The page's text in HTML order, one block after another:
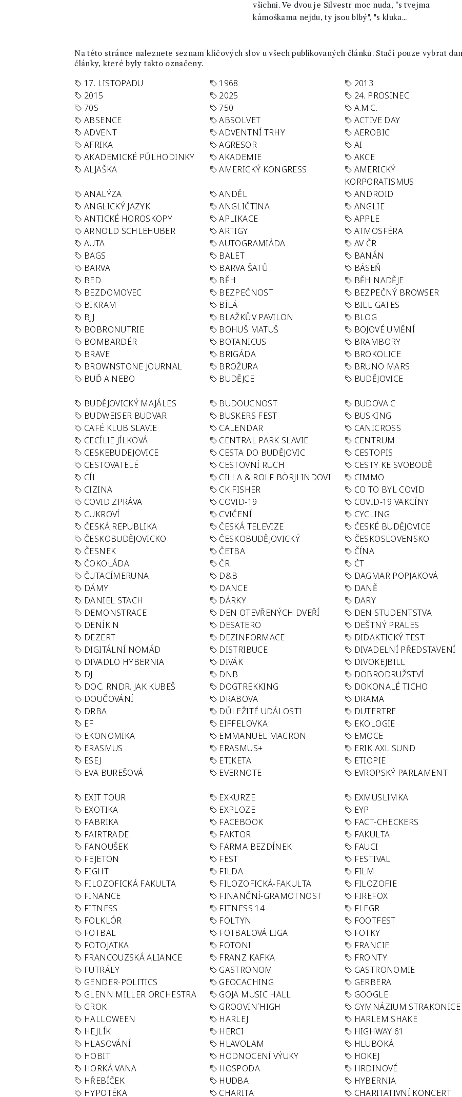
všichni. Ve dvou je Silvestr moc nuda, "s tvejma
kámoškama nejdu, ty jsou blbý", "s kluka...
Na této stránce naleznete seznam klíčových slov u všech publikovaných článků. Stačí pouze vybrat
články, které byly takto označeny.
17. LISTOPADU 1968 2013
2015
2025 24. PROSINEC
70S
750 A.M.C.
ABSENCE
ABSOLVET ACTIVE DAY
ADVENT
ADVENTNÍ TRHY AEROBIC
AFRIKA
AGRESOR AI
AKADEMICKÉ PŮLHODINKY
AKADEMIE AKCE
ALJAŠKA
AMERICKÝ KONGRESS
AMERICKÝ
KORPORATISMUS
ANALÝZA ANDĚL ANDROID
ANGLICKÝ JAZYK
ANGLIČTINA ANGLIE
ANTICKÉ HOROSKOPY
APLIKACE APPLE
ARNOLD SCHLEHUBER
ARTIGY ATMOSFÉRA
AUTA
AUTOGRAMIÁDA AV ČR
BAGS
BALET BANÁN
BARVA
BARVA ŠATŮ BÁSEŇ
BED
BĚH BĚH NADĚJE
BEZDOMOVEC
BEZPEČNOST BEZPEČNÝ BROWSER
BIKRAM
BÍLÁ BILL GATES
BJJ
BLAŽKŮV PAVILON BLOG
BOBRONUTRIE
BOHUŠ MATUŠ BOJOVÉ UMĚNÍ
BOMBARDÉR
BOTANICUS BRAMBORY
BRAVE
BRIGÁDA BROKOLICE
BROWNSTONE JOURNAL
BROŽURA BRUNO MARS
BUĎ A NEBO
BUDĚJCE BUDĚJOVICE
BUDĚJOVICKÝ MAJÁLES
BUDOUCNOST BUDOVA C
BUDWEISER BUDVAR
BUSKERS FEST BUSKING
CAFÉ KLUB SLAVIE
CALENDAR CANICROSS
CECÍLIE JÍLKOVÁ
CENTRAL PARK SLAVIE CENTRUM
CESKEBUDEJOVICE
CESTA DO BUDĚJOVIC CESTOPIS
CESTOVATELÉ
CESTOVNÍ RUCH CESTY KE SVOBODĚ
CÍL
CILLA & ROLF BÖRJLINDOVI CIMMO
CIZINA
CK FISHER CO TO BYL COVID
COVID ZPRÁVA
COVID-19 COVID-19 VAKCÍNY
CUKROVÍ
CVIČENÍ CYCLING
ČESKÁ REPUBLIKA
ČESKÁ TELEVIZE ČESKÉ BUDĚJOVICE
ČESKOBUDĚJOVICKO
ČESKOBUDĚJOVICKÝ ČESKOSLOVENSKO
ČESNEK
ČETBA ČÍNA
ČOKOLÁDA
ČR ČT
ČUTACÍMERUNA
D&B DAGMAR POPJAKOVÁ
DÁMY
DANCE DANĚ
DANIEL STACH
DÁRKY DARY
DEMONSTRACE
DEN OTEVŘENÝCH DVEŘÍ DEN STUDENTSTVA
DENÍK N
DESATERO DEŠTNÝ PRALES
DEZERT
DEZINFORMACE DIDAKTICKÝ TEST
DIGITÁLNÍ NOMÁD
DISTRIBUCE DIVADELNÍ PŘEDSTAVENÍ
DIVADLO HYBERNIA
DIVÁK DIVOKEJBILL
DJ
DNB DOBRODRUŽSTVÍ
DOC. RNDR. JAK KUBEŠ
DOGTREKKING DOKONALÉ TICHO
DOUČOVÁNÍ
DRABOVA DRAMA
DRBA
DŮLEŽITÉ UDÁLOSTI DUTERTRE
EF
EIFFELOVKA EKOLOGIE
EKONOMIKA
EMMANUEL MACRON EMOCE
ERASMUS
ERASMUS+ ERIK AXL SUND
ESEJ
ETIKETA ETIOPIE
EVA BUREŠOVÁ
EVERNOTE EVROPSKÝ PARLAMENT
EXIT TOUR
EXKURZE EXMUSLIMKA
EXOTIKA
EXPLOZE EYP
FABRIKA
FACEBOOK FACT-CHECKERS
FAIRTRADE
FAKTOR FAKULTA
FANOUŠEK
FARMA BEZDÍNEK FAUCI
FEJETON
FEST FESTIVAL
FIGHT
FILDA FILM
FILOZOFICKÁ FAKULTA
FILOZOFICKÁ-FAKULTA FILOZOFIE
FINANCE
FINANČNÍ-GRAMOTNOST FIREFOX
FITNESS
FITNESS 14 FLEGR
FOLKLÓR
FOLTYN FOOTFEST
FOTBAL
FOTBALOVÁ LIGA FOTKY
FOTOJATKA
FOTONI FRANCIE
FRANCOUZSKÁ ALIANCE
FRANZ KAFKA FRONTY
FUTRÁLY
GASTRONOM GASTRONOMIE
GENDER-POLITICS
GEOCACHING GERBERA
GLENN MILLER ORCHESTRA
GOJA MUSIC HALL GOOGLE
GROK
GROOVIN´HIGH GYMNÁZIUM STRAKONICE
HALLOWEEN
HARLEJ HARLEM SHAKE
HEJLÍK
HERCI HIGHWAY 61
HLASOVÁNÍ
HLAVOLAM HLUBOKÁ
HOBIT
HODNOCENÍ VÝUKY HOKEJ
HORKÁ VANA
HOSPODA HRDINOVÉ
HŘEBÍČEK
HUDBA HYBERNIA
HYPOTÉKA
CHARITA CHARITATIVNÍ KONCERT